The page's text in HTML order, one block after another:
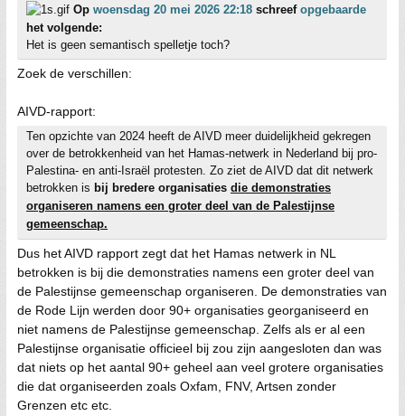
Op woensdag 20 mei 2026 22:18 schreef opgebaarde
het volgende:
Het is geen semantisch spelletje toch?
Zoek de verschillen:
AIVD-rapport:
Ten opzichte van 2024 heeft de AIVD meer duidelijkheid gekregen
over de betrokkenheid van het Hamas-netwerk in Nederland bij pro-
Palestina- en anti-Israël­ protesten. Zo ziet de AIVD dat dit netwerk
betrokken is bij bredere organisaties die demonstraties
organiseren namens een groter deel van de Palestijnse
gemeenschap.
Dus het AIVD rapport zegt dat het Hamas netwerk in NL
betrokken is bij die demonstraties namens een groter deel van
de Palestijnse gemeenschap organiseren. De demonstraties van
de Rode Lijn werden door 90+ organisaties georganiseerd en
niet namens de Palestijnse gemeenschap. Zelfs als er al een
Palestijnse organisatie officieel bij zou zijn aangesloten dan was
dat niets op het aantal 90+ geheel aan veel grotere organisaties
die dat organiseerden zoals Oxfam, FNV, Artsen zonder
Grenzen etc etc.